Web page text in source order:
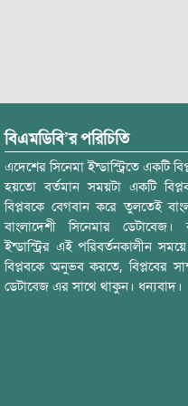
বিএমডিবি’র পরিচিতি
এদেশের সিনেমা ইন্ডাস্ট্রিতে একটি
হয়তো বর্তমান সময়টা একটি
বিপ্লবকে বেগবান করে তুলতেই
বাংলাদেশী সিনেমার ডেটাবেজ।
ইন্ডাস্ট্রির এই পরিবর্তনকালীন সময়ে
বিপ্লবকে অনুভব করতে, বিপ্লবের
ডেটাবেজ এর সাথে থাকুন। ধন্যবাদ।